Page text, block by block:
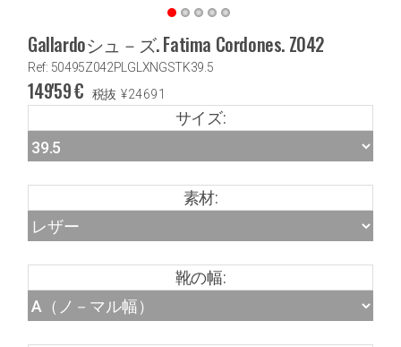
Gallardoシュ－ズ. Fatima Cordones. Z042
Ref: 50495Z042PLGLXNGSTK39.5
149'59€ 税抜 ¥24691
サイズ:
素材:
靴の幅: